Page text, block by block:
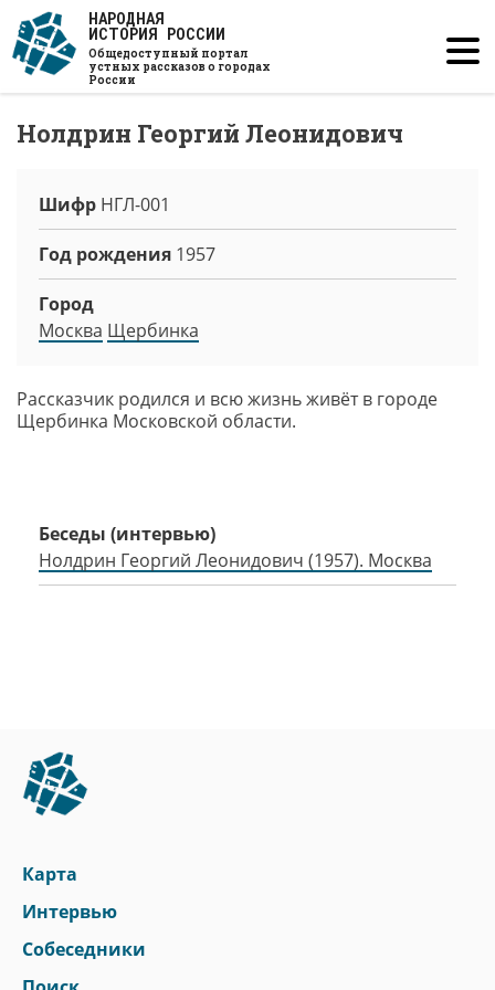
Перейти
основному
НАРОДНАЯ
ИСТОРИЯ РОССИИ
Общедоступный портал
устных рассказов о городах
России
Нолдрин Георгий Леонидович
Шифр НГЛ-001
Год рождения 1957
Город
Москва Щербинка
Рассказчик родился и всю жизнь живёт в городе
Щербинка Московской области.
Беседы (интервью)
Нолдрин Георгий Леонидович (1957). Москва
Карта
Интервью
Собеседники